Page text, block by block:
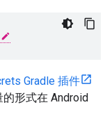
Gradle 插件
形式在 Android